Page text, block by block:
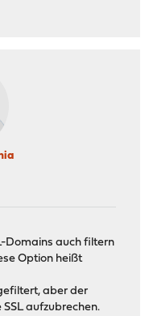
Domains auch filtern
Option heißt
aber der
aufzubrechen.